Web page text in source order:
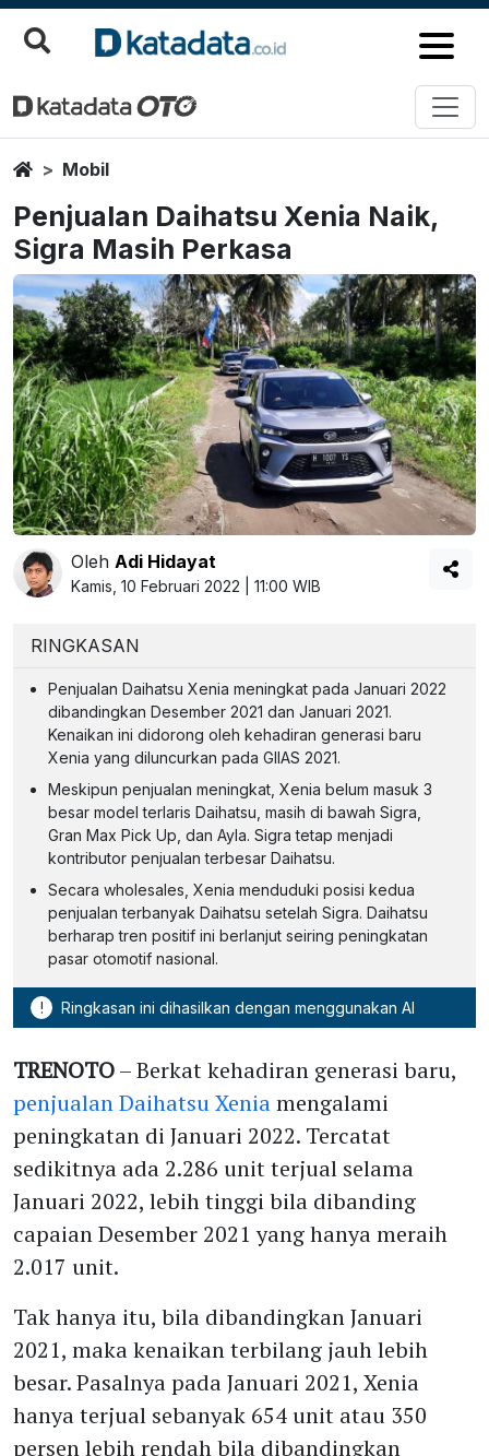
HomeMobil
Penjualan Daihatsu Xenia Naik,
Sigra Masih Perkasa
Oleh Adi Hidayat
Kamis, 10 Februari 2022 | 11:00 WIB
RINGKASAN
Penjualan Daihatsu Xenia meningkat pada Januari 2022
dibandingkan Desember 2021 dan Januari 2021.
Kenaikan ini didorong oleh kehadiran generasi baru
Xenia yang diluncurkan pada GIIAS 2021.
Meskipun penjualan meningkat, Xenia belum masuk 3
besar model terlaris Daihatsu, masih di bawah Sigra,
Gran Max Pick Up, dan Ayla. Sigra tetap menjadi
kontributor penjualan terbesar Daihatsu.
Secara wholesales, Xenia menduduki posisi kedua
penjualan terbanyak Daihatsu setelah Sigra. Daihatsu
berharap tren positif ini berlanjut seiring peningkatan
pasar otomotif nasional.
! Ringkasan ini dihasilkan dengan menggunakan AI
TRENOTO– Berkat kehadiran generasi baru,
penjualan Daihatsu Xeniamengalami
peningkatan di Januari 2022. Tercatat
sedikitnya ada 2.286 unit terjual selama
Januari 2022, lebih tinggi bila dibanding
capaian Desember 2021 yang hanya meraih
2.017 unit.
Tak hanya itu, bila dibandingkan Januari
2021, maka kenaikan terbilang jauh lebih
besar. Pasalnya pada Januari 2021, Xenia
hanya terjual sebanyak 654 unit atau 350
persen lebih rendah bila dibandingkan